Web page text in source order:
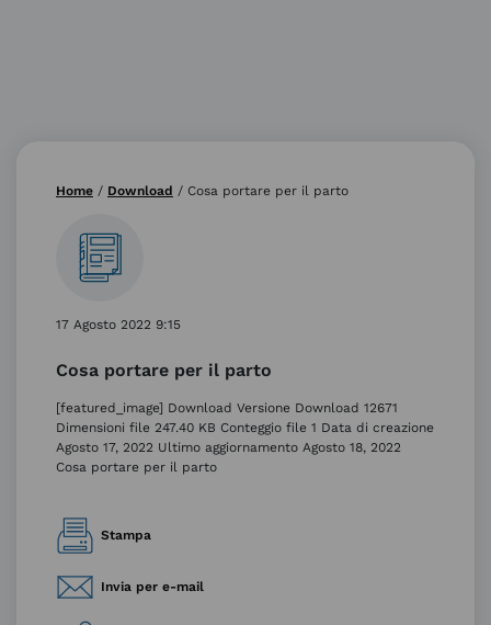
Home / Download / Cosa portare per il parto
17 Agosto 2022 9:15
Cosa portare per il parto
[featured_image] Download Versione Download 12671
Dimensioni file 247.40 KB Conteggio file 1 Data di creazione
Agosto 17, 2022 Ultimo aggiornamento Agosto 18, 2022
Cosa portare per il parto
Stampa
Invia per e-mail